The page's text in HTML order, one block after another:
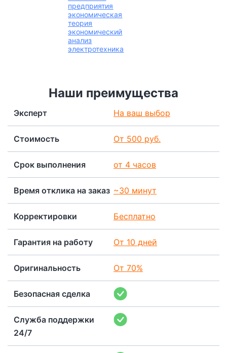
предприятия
экономическая
теория
экономический
анализ
электротехника
Наши преимущества
Эксперт На ваш выбор
Стоимость От 500 руб.
Срок выполнения от 4 часов
Время отклика на заказ ~30 минут
Корректировки Бесплатно
Гарантия на работу От 10 дней
Оригинальность От 70%
Безопасная сделка
Служба поддержки
24/7